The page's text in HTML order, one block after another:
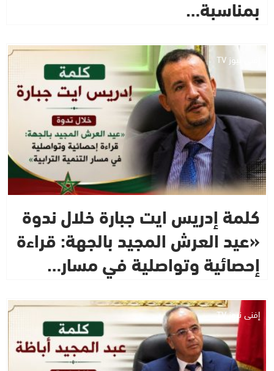
بمناسبة…
إفني نيوز TV
كلمة إدريس ايت جبارة خلال ندوة
«عيد العرش المجيد بالجهة: قراءة
إحصائية وتواصلية في مسار…
إفني نيوز TV